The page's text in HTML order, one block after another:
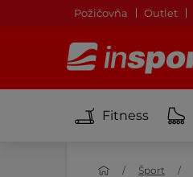
Požičovňa Outlet
Fitness
Šport